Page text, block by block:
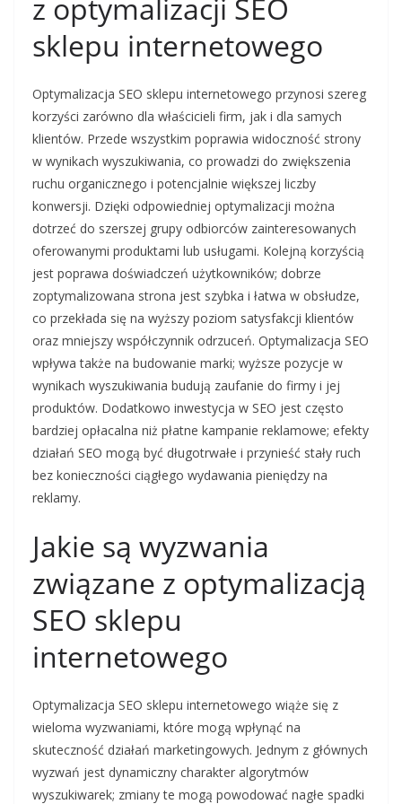
z optymalizacji SEO
sklepu internetowego
Optymalizacja SEO sklepu internetowego przynosi szereg
korzyści zarówno dla właścicieli firm, jak i dla samych
klientów. Przede wszystkim poprawia widoczność strony
w wynikach wyszukiwania, co prowadzi do zwiększenia
ruchu organicznego i potencjalnie większej liczby
konwersji. Dzięki odpowiedniej optymalizacji można
dotrzeć do szerszej grupy odbiorców zainteresowanych
oferowanymi produktami lub usługami. Kolejną korzyścią
jest poprawa doświadczeń użytkowników; dobrze
zoptymalizowana strona jest szybka i łatwa w obsłudze,
co przekłada się na wyższy poziom satysfakcji klientów
oraz mniejszy współczynnik odrzuceń. Optymalizacja SEO
wpływa także na budowanie marki; wyższe pozycje w
wynikach wyszukiwania budują zaufanie do firmy i jej
produktów. Dodatkowo inwestycja w SEO jest często
bardziej opłacalna niż płatne kampanie reklamowe; efekty
działań SEO mogą być długotrwałe i przynieść stały ruch
bez konieczności ciągłego wydawania pieniędzy na
reklamy.
Jakie są wyzwania
związane z optymalizacją
SEO sklepu
internetowego
Optymalizacja SEO sklepu internetowego wiąże się z
wieloma wyzwaniami, które mogą wpłynąć na
skuteczność działań marketingowych. Jednym z głównych
wyzwań jest dynamiczny charakter algorytmów
wyszukiwarek; zmiany te mogą powodować nagłe spadki